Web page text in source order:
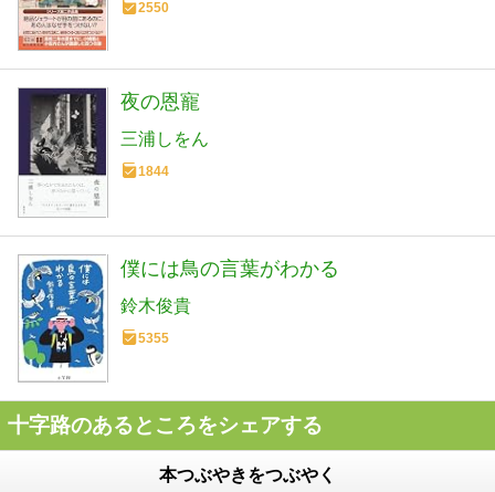
2550
夜の恩寵
三浦しをん
1844
僕には鳥の言葉がわかる
鈴木俊貴
5355
十字路のあるところをシェアする
本つぶやきをつぶやく